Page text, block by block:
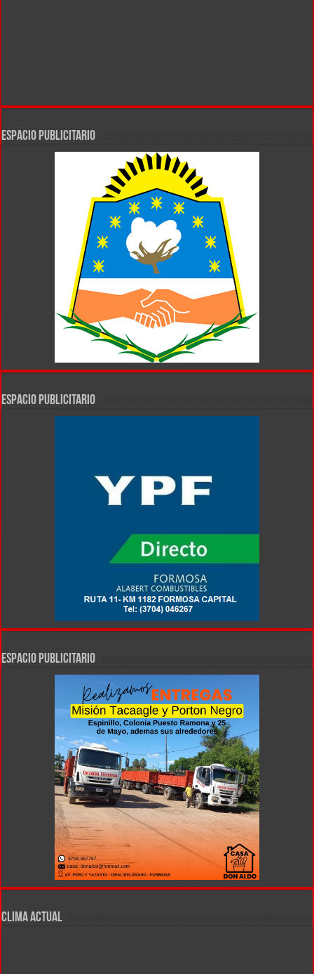
ESPACIO PUBLICITARIO
ESPACIO PUBLICITARIO
ESPACIO PUBLICITARIO
CLIMA ACTUAL